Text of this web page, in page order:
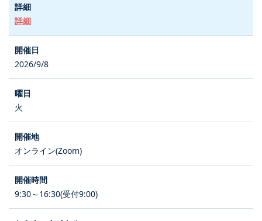
詳細
2026/9/8
火
オンライン(Zoom)
9:30～16:30(受付9:00)